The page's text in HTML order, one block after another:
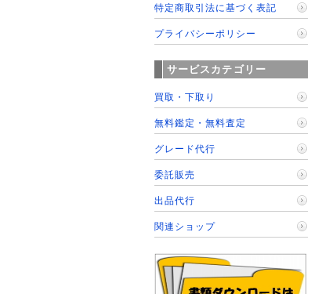
特定商取引法に基づく表記
プライバシーポリシー
サービスカテゴリー
買取・下取り
無料鑑定・無料査定
グレード代行
委託販売
出品代行
関連ショップ